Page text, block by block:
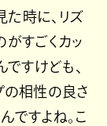
時に、リズ
すごくカッ
すけども、
の相性の良さ
ですよね。こ